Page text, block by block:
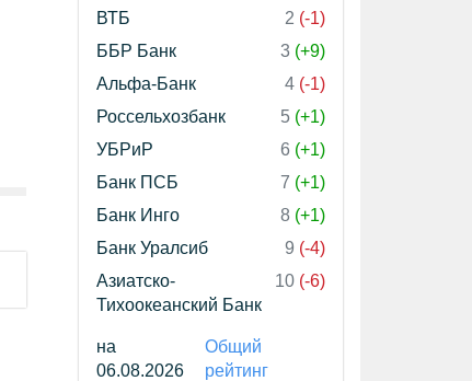
ВТБ
2 (-1)
ББР Банк
3 (+9)
Альфа-Банк
4 (-1)
Россельхозбанк
5 (+1)
УБРиР
6 (+1)
Банк ПСБ
7 (+1)
Банк Инго
8 (+1)
Банк Уралсиб
9 (-4)
Азиатско-
Тихоокеанский Банк
10 (-6)
на
06.08.2026
Общий
рейтинг